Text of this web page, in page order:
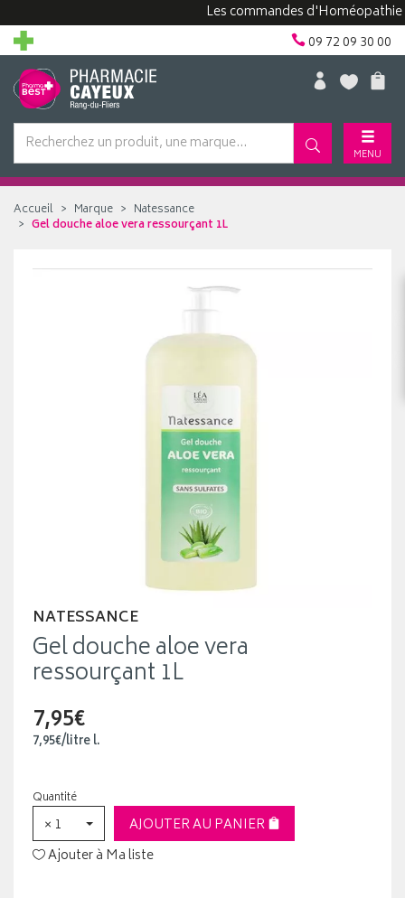
Les commandes d'Homéopathie
09 72 09 30 00
MENU
Accueil Marque
Natessance
Gel douche aloe vera ressourçant 1L
NATESSANCE
Gel douche aloe vera
ressourçant 1L
7,95€
7,95€/litrel.
Quantité
× 1
AJOUTER AU PANIER
Ajouter à Ma liste